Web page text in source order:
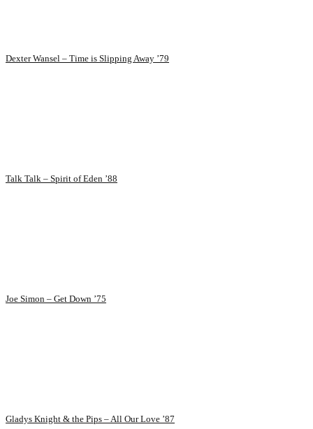
Dexter Wansel – Time is Slipping Away ’79
Talk Talk – Spirit of Eden ’88
Joe Simon – Get Down ’75
Gladys Knight & the Pips – All Our Love ’87